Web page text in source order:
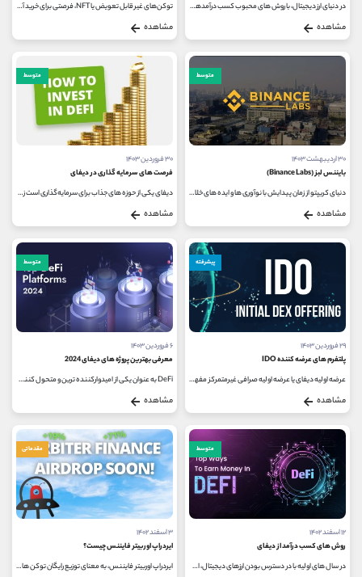
در دنیای ارز دیجیتال، با روش های محبوب کسب درآمدهای دلاری مواجه هستیم. دریافت ایردراپ رایگان یکی از جذاب ترین بخش های دنیای...
مشاهده
توکن‌های غیرقابل تعویض یا NFT، فرصتی برای خرید آثار هنری دیجیتال به صورت آنلاین و دریافت یک توکن دیجیتال منحصر به فرد است...
مشاهده
متوسط
۳۰ اردیبهشت ۱۴۰۳
بایننس لبز (Binance Labs)
دنیای کریپتو از زمان پیدایش با نوآوری ها و ایده های خلاقانه خود توجه بسیاری از سرمایه گذاران را به خود جلب کرده است و صندوق...
مشاهده
متوسط
۳۰ فروردین ۱۴۰۳
فرصت های سرمایه گذاری در دیفای
دیفای یکی از حوزه‌ های جذاب برای سرمایه‌گذاری است زیرا این فناوری باعث ایجاد فرصت‌های جدیدی در زمینه مالی و تکنولوژی...
مشاهده
پیشرفته
۲۹ فروردین ۱۴۰۳
پلتفرم های عرضه کننده IDO
عرضه اولیه دیفای یا عرضه اولیه صرافی غیرمتمرکز مفهومی برای جمع آوری سرمایه برای پروژه های دیفای جدید است که در سال گذشته رونق...
مشاهده
متوسط
۶ فروردین ۱۴۰۳
معرفی بهترین پروژه های دیفای 2024
DeFi به عنوان یکی از امیدوارکننده ترین و متحول کننده ترین مفاهیم در فضای بلاک چین ظاهر شده است. هدف این اکوسیستم مالی غیرمتمرکز...
مشاهده
متوسط
۱۲ اسفند ۱۴۰۲
روش های کسب درآمد از دیفای
در سال های اولیه با در دسترس بودن ارزهای دیجیتال، استفاده از دارایی های بلاک چین بسیار محدود بود. ما فقط می توانستیم ارزهای...
مقدماتی
۳ اسفند ۱۴۰۲
ایردراپ اوربیتر فایننس چیست؟
ایردراپ اوربیتر فایننس، به معنای توزیع رایگان توکن‌ های Orbiter Finance به کاربران است. Orbiter Finance یک پروژه DeFi (مالیات غیرمتمرکز)...